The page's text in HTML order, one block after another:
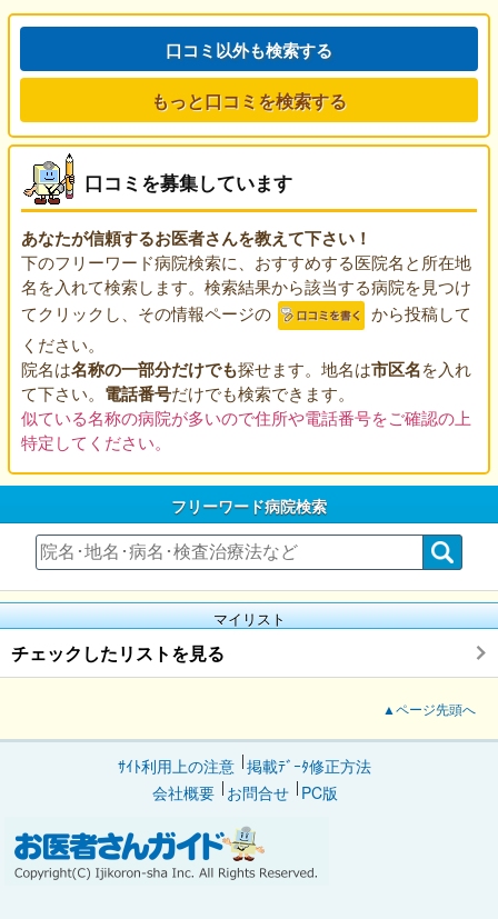
口コミ以外も検索する
もっと口コミを検索する
口コミを募集しています
あなたが信頼するお医者さんを教えて下さい！
下のフリーワード病院検索に、おすすめする医院名と所在地
名を入れて検索します。検索結果から該当する病院を見つけ
てクリックし、その情報ページの
から投稿して
ください。
院名は名称の一部分だけでも探せます。地名は市区名を入れ
て下さい。 電話番号だけでも検索できます。
似ている名称の病院が多いので住所や電話番号をご確認の上
特定してください。
フリーワード病院検索
マイリスト
チェックしたリストを見る
▲ページ先頭へ
ｻｲﾄ利用上の注意 掲載ﾃﾞｰﾀ修正方法
会社概要
お問合せ PC版